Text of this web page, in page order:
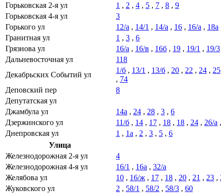
Горьковская 2-я ул
1 , 2 , 4 , 5 , 7 , 8 , 9
Горьковская 4-я ул
3
Горького ул
12/а , 14/1 , 14/а , 16 , 16/а , 18а
Гранитная ул
1 , 3 , 6
Грязнова ул
16/а , 16/в , 16б , 19 , 19/1 , 19/3
Дальневосточная ул
118
Декабрьских Событий ул
1/б , 13/1 , 13/б , 20 , 22 , 24 , 25
, 74
Деповский пер
8
Депутатская ул
Джамбула ул
14а , 24 , 28 , 3 , 6
Дзержинского ул
11/б , 14 , 17 , 18 , 18 , 24 , 26/а
Днепровская ул
1 , 1а , 2 , 3 , 5 , 6
Улица
Железнодорожная 2-я ул
4
Железнодорожная 4-я ул
16/1 , 16а , 32/а
Желябова ул
10 , 16/ж , 17 , 18 , 20 , 21 , 23 ,
Жуковского ул
2 , 58/1 , 58/2 , 58/3 , 60